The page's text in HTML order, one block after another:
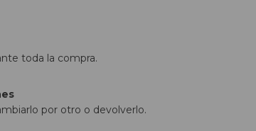
toda la compra.
por otro o devolverlo.